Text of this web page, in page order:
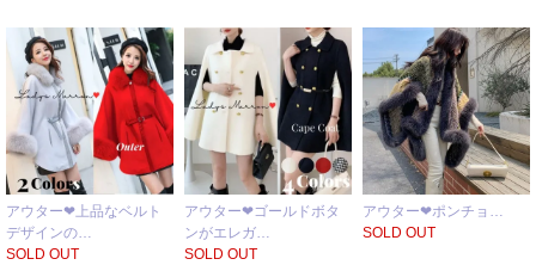
アウター❤上品なベルト
デザインの…
SOLD OUT
アウター❤ゴールドボタ
ンがエレガ…
SOLD OUT
アウター❤ポンチョ…
SOLD OUT